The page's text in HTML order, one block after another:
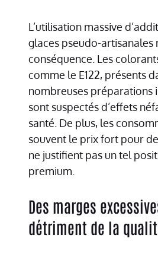
L’utilisation massive
glaces pseudo-artisanales
conséquence. Les
comme le E122, présents
nombreuses préparations
sont suspectés d’effets
santé. De plus, les
souvent le prix fort pour
ne justifient pas un tel
premium.
Des marges
détriment de la